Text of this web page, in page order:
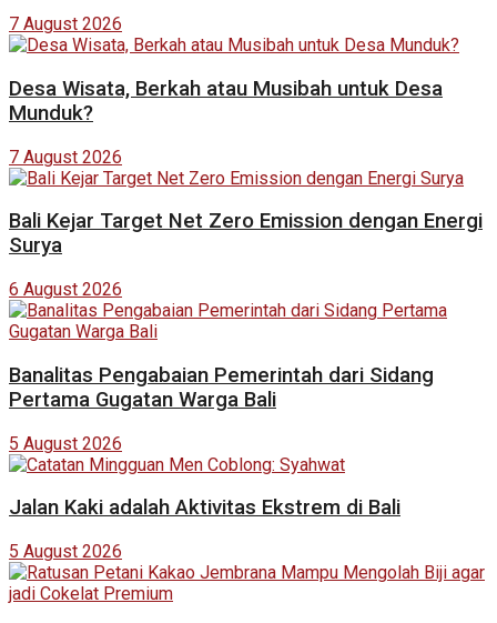
7 August 2026
Desa Wisata, Berkah atau Musibah untuk Desa
Munduk?
7 August 2026
Bali Kejar Target Net Zero Emission dengan Energi
Surya
6 August 2026
Banalitas Pengabaian Pemerintah dari Sidang
Pertama Gugatan Warga Bali
5 August 2026
Jalan Kaki adalah Aktivitas Ekstrem di Bali
5 August 2026